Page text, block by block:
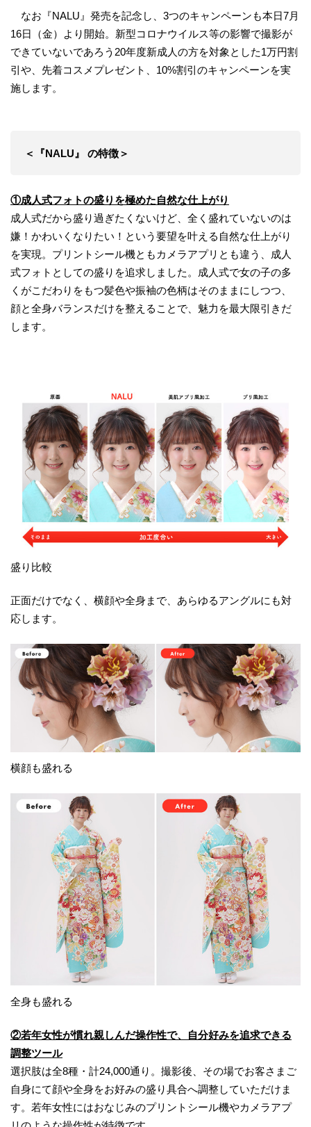
なお『NALU』発売を記念し、3つのキャンペーンも本日7月
16日（金）より開始。新型コロナウイルス等の影響で撮影が
できていないであろう20年度新成人の方を対象とした1万円割
引や、先着コスメプレゼント、10%割引のキャンペーンを実
施します。
＜『NALU』 の特徴＞
①成人式フォトの盛りを極めた自然な仕上がり
成人式だから盛り過ぎたくないけど、全く盛れていないのは
嫌！かわいくなりたい！という要望を叶える自然な仕上がり
を実現。プリントシール機ともカメラアプリとも違う、成人
式フォトとしての盛りを追求しました。成人式で女の子の多
くがこだわりをもつ髪色や振袖の色柄はそのままにしつつ、
顔と全身バランスだけを整えることで、魅力を最大限引きだ
します。
盛り比較
正面だけでなく、横顔や全身まで、あらゆるアングルにも対
応します。
横顔も盛れる
全身も盛れる
②若年女性が慣れ親しんだ操作性で、自分好みを追求できる
調整ツール
選択肢は全8種・計24,000通り。撮影後、その場でお客さまご
自身にて顔や全身をお好みの盛り具合へ調整していただけま
す。若年女性にはおなじみのプリントシール機やカメラアプ